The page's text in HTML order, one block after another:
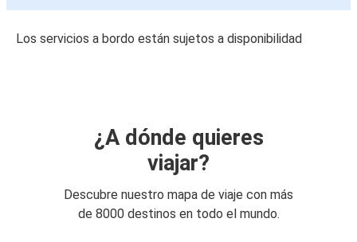
Los servicios a bordo están sujetos a disponibilidad
¿A dónde quieres
viajar?
Descubre nuestro mapa de viaje con más
de 8000 destinos en todo el mundo.